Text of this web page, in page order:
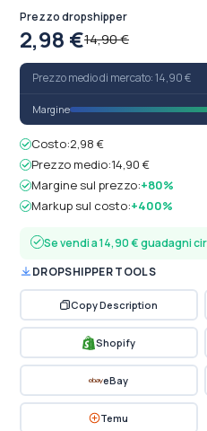
Prezzo dropshipper
2,98 €14,90 €
Prezzo medio di mercato: 14,90 €
Margine
Costo:2,98 €
Prezzo medio:14,90 €
Margine sul prezzo:+80%
Markup sul costo:+400%
Se vendi a 14,90 € guadagni
DROPSHIPPER TOOLS
Copy Description
Shopify
eBay
Temu